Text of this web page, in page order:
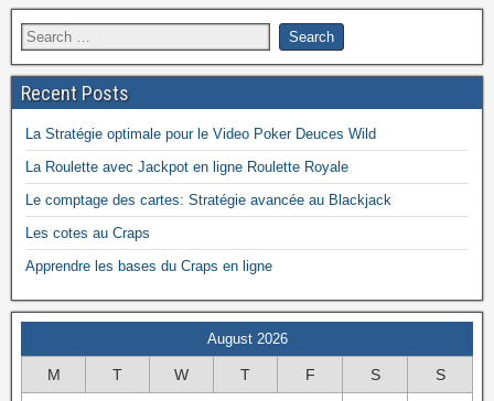
Recent Posts
La Stratégie optimale pour le Video Poker Deuces Wild
La Roulette avec Jackpot en ligne Roulette Royale
Le comptage des cartes: Stratégie avancée au Blackjack
Les cotes au Craps
Apprendre les bases du Craps en ligne
August 2026
M T W T F S S